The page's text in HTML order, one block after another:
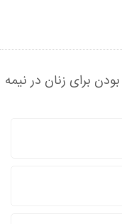
برای زنان در نیمه